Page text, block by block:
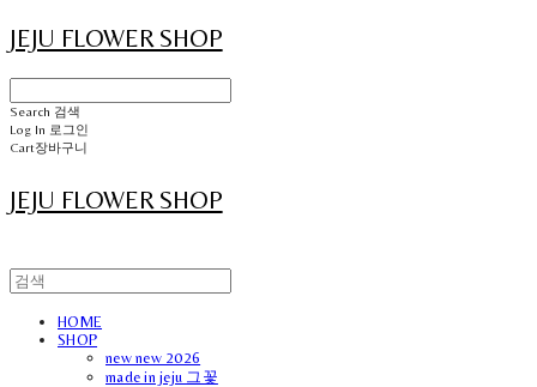
JEJU FLOWER SHOP
Search 검색
Log In 로그인
Cart장바구니
JEJU FLOWER SHOP
HOME
SHOP
new new 2026
made in jeju 그꽃